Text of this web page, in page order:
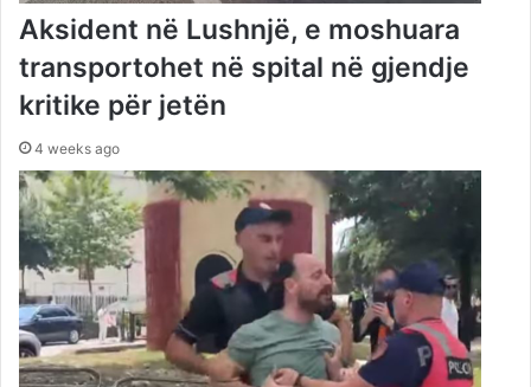
Aksident në Lushnjë, e moshuara
transportohet në spital në gjendje
kritike për jetën
4 weeks ago